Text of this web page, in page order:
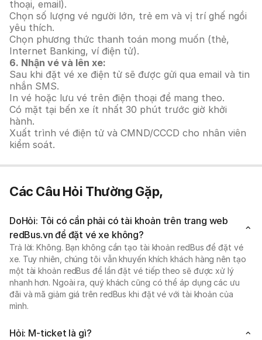
thoại, email).
Chọn số lượng vé người lớn, trẻ em và vị trí ghế ngồi
yêu thích.
Chọn phương thức thanh toán mong muốn (thẻ,
Internet Banking, ví điện tử).
6. Nhận vé và lên xe:
Sau khi đặt vé xe điện tử sẽ được gửi qua email và tin
nhắn SMS.
In vé hoặc lưu vé trên điện thoại để mang theo.
Có mặt tại bến xe ít nhất 30 phút trước giờ khởi
hành.
Xuất trình vé điện tử và CMND/CCCD cho nhân viên
kiểm soát.
Các Câu Hỏi Thường Gặp,
DoHỏi: Tôi có cần phải có tài khoản trên trang web
redBus.vn để đặt vé xe không?
Trả lời: Không. Bạn không cần tạo tài khoản redBus để đặt vé
xe. Tuy nhiên, chúng tôi vẫn khuyến khích khách hàng nên tạo
một tài khoản redBus để lần đặt vé tiếp theo sẽ được xử lý
nhanh hơn. Ngoài ra, quý khách cũng có thể áp dụng các ưu
đãi và mã giảm giá trên redBus khi đặt vé với tài khoản của
mình.
Hỏi: M-ticket là gì?